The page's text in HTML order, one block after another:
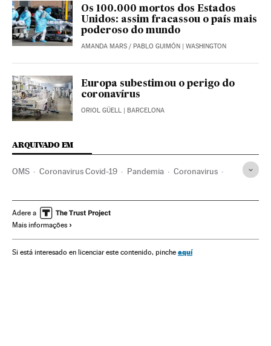
Os 100.000 mortos dos Estados
Unidos: assim fracassou o país mais
poderoso do mundo
AMANDA MARS / PABLO GUIMÓN | WASHINGTON
Europa subestimou o perigo do
coronavírus
ORIOL GÜELL | BARCELONA
ARQUIVADO EM
OMS Coronavirus Covid-19 Pandemia Coronavirus
Estados Unidos Donald Trump
Adere a
Mais informações
Si está interesado en licenciar este contenido, pinche aquí